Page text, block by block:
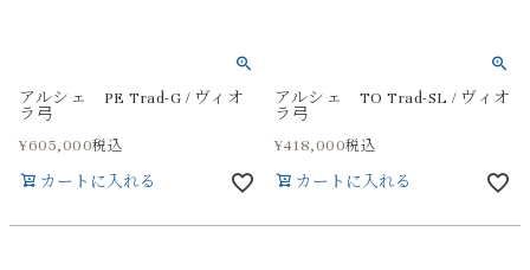
アルシェ PE Trad-G / ヴィオ
ラ弓
¥605,000税込
カートに入れる
アルシェ TO Trad-SL / ヴィオ
ラ弓
¥418,000税込
カートに入れる